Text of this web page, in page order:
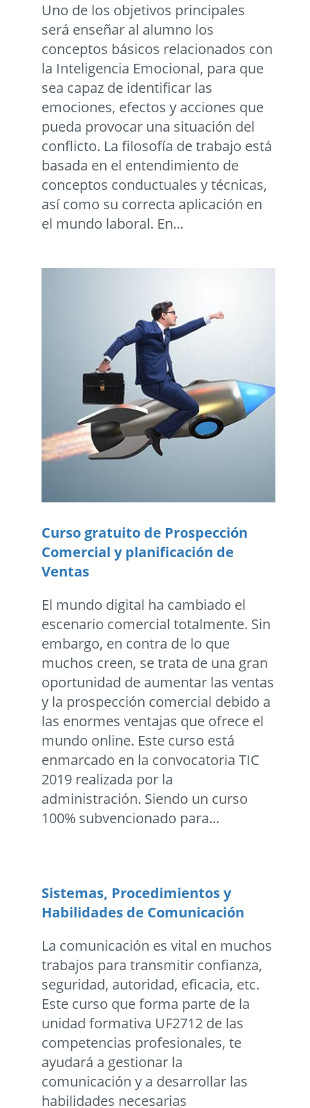
Uno de los objetivos principales
será enseñar al alumno los
conceptos básicos relacionados con
la Inteligencia Emocional, para que
sea capaz de identificar las
emociones, efectos y acciones que
pueda provocar una situación del
conflicto. La filosofía de trabajo está
basada en el entendimiento de
conceptos conductuales y técnicas,
así como su correcta aplicación en
el mundo laboral. En...
Curso gratuito de Prospección
Comercial y planificación de
Ventas
El mundo digital ha cambiado el
escenario comercial totalmente. Sin
embargo, en contra de lo que
muchos creen, se trata de una gran
oportunidad de aumentar las ventas
y la prospección comercial debido a
las enormes ventajas que ofrece el
mundo online. Este curso está
enmarcado en la convocatoria TIC
2019 realizada por la
administración. Siendo un curso
100% subvencionado para...
Sistemas, Procedimientos y
Habilidades de Comunicación
La comunicación es vital en muchos
trabajos para transmitir confianza,
seguridad, autoridad, eficacia, etc.
Este curso que forma parte de la
unidad formativa UF2712 de las
competencias profesionales, te
ayudará a gestionar la
comunicación y a desarrollar las
habilidades necesarias